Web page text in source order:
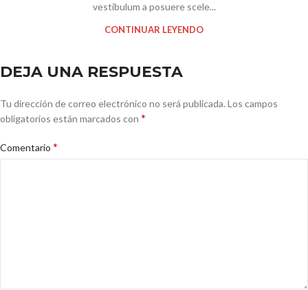
vestibulum a posuere scele...
CONTINUAR LEYENDO
DEJA UNA RESPUESTA
Tu dirección de correo electrónico no será publicada. Los campos
obligatorios están marcados con *
Comentario *